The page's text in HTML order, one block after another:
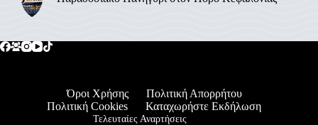
Όροι Χρήσης
Πολιτική Απορρήτου
Πολιτική Cookies
Καταχωρήστε Εκδήλωση
Τελευταίες Αναρτήσεις